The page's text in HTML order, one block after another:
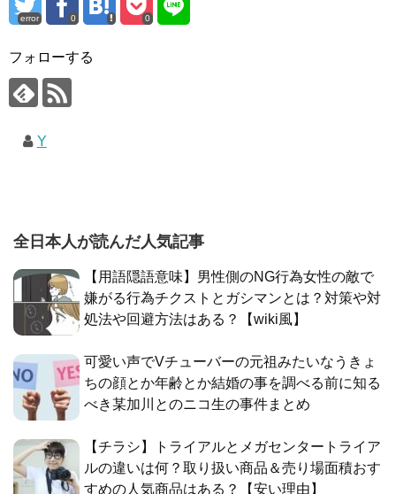
error 0 0
フォローする
Y
全日本人が読んだ人気記事
【用語隠語意味】男性側のNG行為女性の敵で
嫌がる行為チクストとガシマンとは？対策や対
処法や回避方法はある？【wiki風】
可愛い声でVチューバーの元祖みたいなうきょ
ちの顔とか年齢とか結婚の事を調べる前に知る
べき某加川とのニコ生の事件まとめ
【チラシ】トライアルとメガセンタートライア
ルの違いは何？取り扱い商品＆売り場面積おす
すめの人気商品はある？【安い理由】